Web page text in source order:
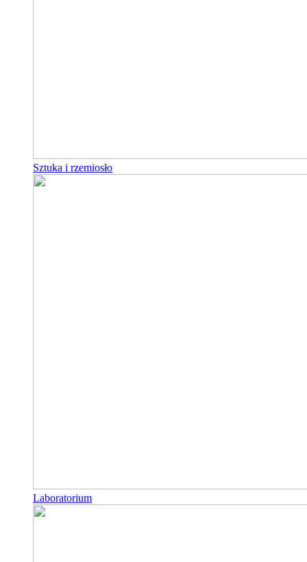
Sztuka i rzemiosło
Laboratorium